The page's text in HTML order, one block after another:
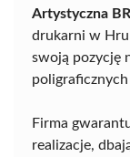
Artystyczna
drukarni w
swoją pozycję
Firma
realizacje,